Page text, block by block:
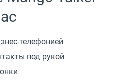
телефонией
под рукой